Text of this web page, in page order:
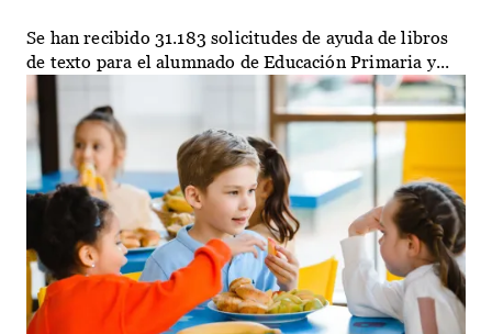
Se han recibido 31.183 solicitudes de ayuda de libros
de texto para el alumnado de Educación Primaria y...